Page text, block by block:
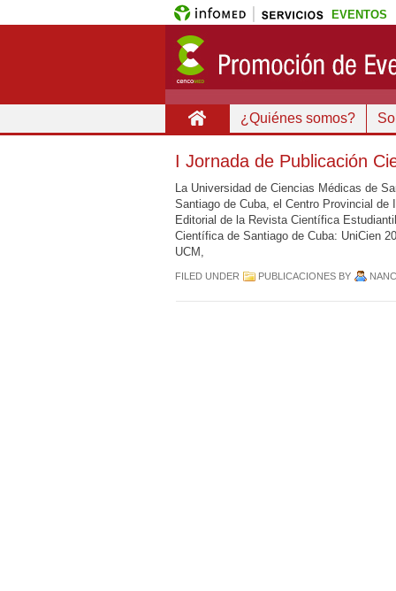
EVENTOS
¿Quiénes somos?
I Jornada de Publicación
La Universidad de Ciencias Médicas de
Santiago de Cuba, el Centro Provincial
Editorial de la Revista Científica
Científica de Santiago de Cuba: UniCien
UCM,
FILED UNDER PUBLICACIONESBY